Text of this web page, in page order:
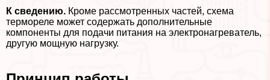
К сведению. Кроме рассмотренных частей, схема
термореле может содержать дополнительные
компоненты для подачи питания на электронагреватель,
другую мощную нагрузку.